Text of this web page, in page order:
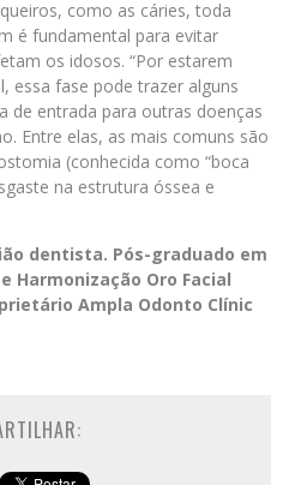
como as cáries, toda
é fundamental para evitar
os idosos. “Por estarem
essa fase pode trazer alguns
de entrada para outras doenças
Entre elas, as mais comuns são
(conhecida como “boca
na estrutura óssea e
dentista. Pós-graduado em
Harmonização Oro Facial
Ampla Odonto Clínic